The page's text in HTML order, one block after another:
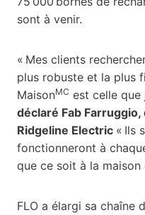
sont à venir.
« Mes clients
plus robuste et la plus
MaisonMC est celle que
déclaré Fab
Ridgeline Electric « Ils
fonctionneront à
que ce soit à la maison
FLO a élargi sa chaîne